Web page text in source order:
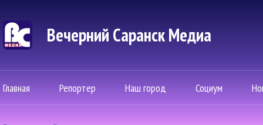
Вечерний Саранск Mедиа
Главная Репортер Наш город Социум